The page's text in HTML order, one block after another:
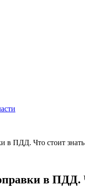
ПДД. Что стоит знать
в ПДД.